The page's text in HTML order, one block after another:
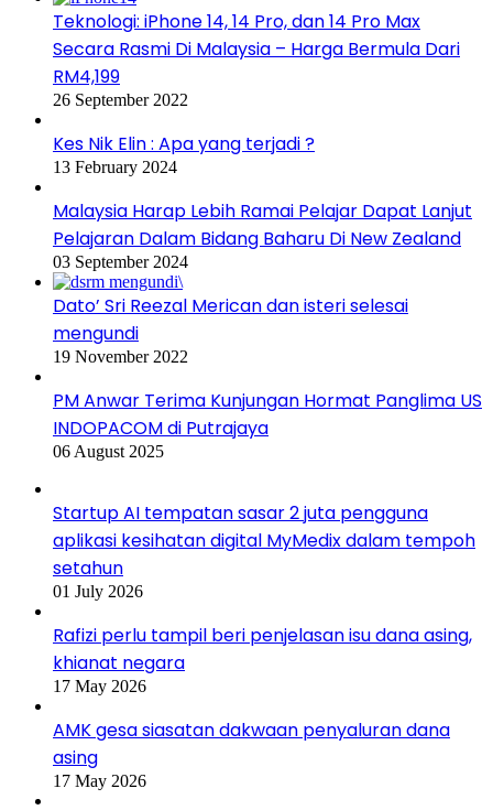
Teknologi: iPhone 14, 14 Pro, dan 14 Pro Max
Secara Rasmi Di Malaysia – Harga Bermula Dari
RM4,199
26 September 2022
Kes Nik Elin : Apa yang terjadi ?
13 February 2024
Malaysia Harap Lebih Ramai Pelajar Dapat Lanjut
Pelajaran Dalam Bidang Baharu Di New Zealand
03 September 2024
Dato’ Sri Reezal Merican dan isteri selesai
mengundi
19 November 2022
PM Anwar Terima Kunjungan Hormat Panglima US
INDOPACOM di Putrajaya
06 August 2025
Startup AI tempatan sasar 2 juta pengguna
aplikasi kesihatan digital MyMedix dalam tempoh
setahun
01 July 2026
Rafizi perlu tampil beri penjelasan isu dana asing,
khianat negara
17 May 2026
AMK gesa siasatan dakwaan penyaluran dana
asing
17 May 2026